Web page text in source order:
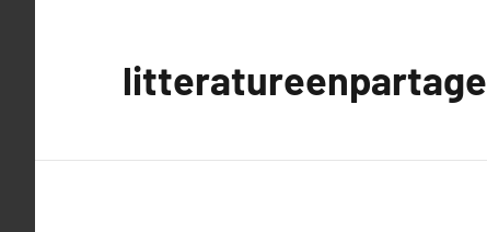
litteratureenpartage